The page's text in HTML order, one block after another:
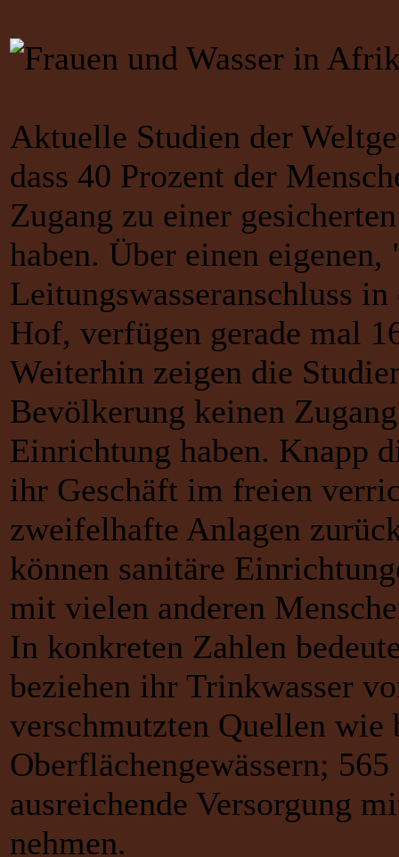
Aktuelle Studien der
dass 40 Prozent der
Zugang zu einer
haben. Über einen
Leitungswasseranschluss
Hof, verfügen gerade mal
Weiterhin zeigen die
Bevölkerung keinen
Einrichtung haben. Knapp
ihr Geschäft im freien
zweifelhafte Anlagen
können sanitäre
mit vielen anderen
In konkreten Zahlen
beziehen ihr Trinkwasser
verschmutzten Quellen wie
Oberflächengewässern;
ausreichende Versorgung
nehmen.